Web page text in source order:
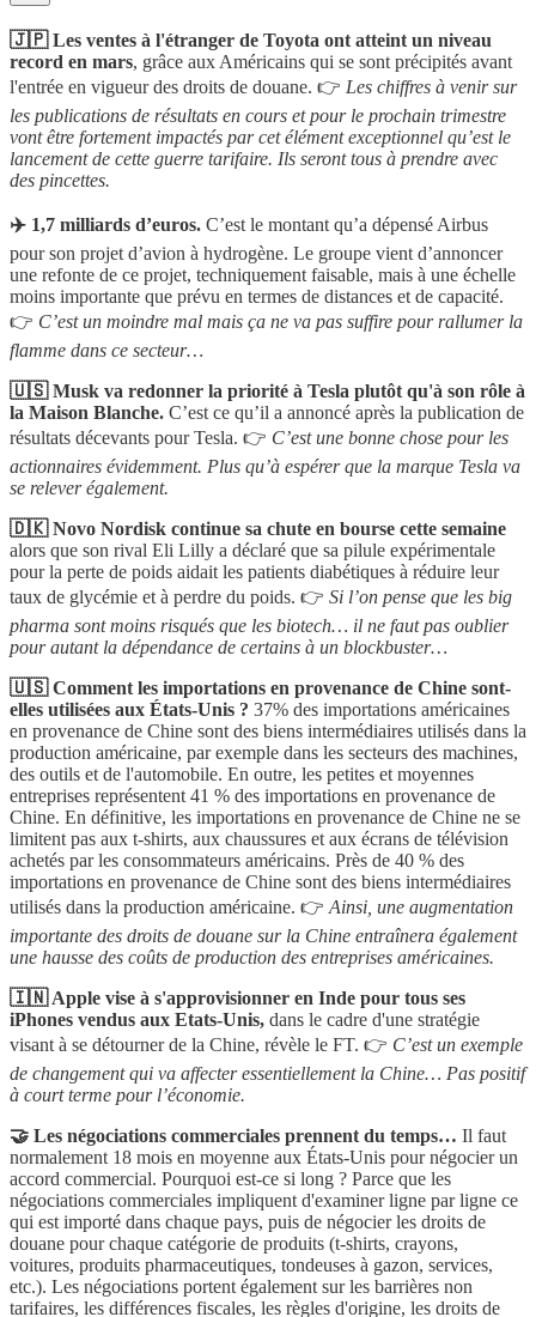
🇯🇵 Les ventes à l'étranger de Toyota ont atteint un niveau
record en mars, grâce aux Américains qui se sont précipités avant
l'entrée en vigueur des droits de douane. 👉 Les chiffres à venir sur
les publications de résultats en cours et pour le prochain trimestre
vont être fortement impactés par cet élément exceptionnel qu’est le
lancement de cette guerre tarifaire. Ils seront tous à prendre avec
des pincettes.
✈️ 1,7 milliards d’euros. C’est le montant qu’a dépensé Airbus
pour son projet d’avion à hydrogène. Le groupe vient d’annoncer
une refonte de ce projet, techniquement faisable, mais à une échelle
moins importante que prévu en termes de distances et de capacité.
👉 C’est un moindre mal mais ça ne va pas suffire pour rallumer la
flamme dans ce secteur…
🇺🇸 Musk va redonner la priorité à Tesla plutôt qu'à son rôle à
la Maison Blanche. C’est ce qu’il a annoncé après la publication de
résultats décevants pour Tesla. 👉 C’est une bonne chose pour les
actionnaires évidemment. Plus qu’à espérer que la marque Tesla va
se relever également.
🇩🇰 Novo Nordisk continue sa chute en bourse cette semaine
alors que son rival Eli Lilly a déclaré que sa pilule expérimentale
pour la perte de poids aidait les patients diabétiques à réduire leur
taux de glycémie et à perdre du poids. 👉 Si l’on pense que les big
pharma sont moins risqués que les biotech… il ne faut pas oublier
pour autant la dépendance de certains à un blockbuster…
🇺🇸 Comment les importations en provenance de Chine sont-
elles utilisées aux États-Unis ? 37% des importations américaines
en provenance de Chine sont des biens intermédiaires utilisés dans la
production américaine, par exemple dans les secteurs des machines,
des outils et de l'automobile. En outre, les petites et moyennes
entreprises représentent 41 % des importations en provenance de
Chine. En définitive, les importations en provenance de Chine ne se
limitent pas aux t-shirts, aux chaussures et aux écrans de télévision
achetés par les consommateurs américains. Près de 40 % des
importations en provenance de Chine sont des biens intermédiaires
utilisés dans la production américaine. 👉 Ainsi, une augmentation
importante des droits de douane sur la Chine entraînera également
une hausse des coûts de production des entreprises américaines.
🇮🇳 Apple vise à s'approvisionner en Inde pour tous ses
iPhones vendus aux Etats-Unis, dans le cadre d'une stratégie
visant à se détourner de la Chine, révèle le FT. 👉 C’est un exemple
de changement qui va affecter essentiellement la Chine… Pas positif
à court terme pour l’économie.
🤝 Les négociations commerciales prennent du temps… Il faut
normalement 18 mois en moyenne aux États-Unis pour négocier un
accord commercial. Pourquoi est-ce si long ? Parce que les
négociations commerciales impliquent d'examiner ligne par ligne ce
qui est importé dans chaque pays, puis de négocier les droits de
douane pour chaque catégorie de produits (t-shirts, crayons,
voitures, produits pharmaceutiques, tondeuses à gazon, services,
etc.). Les négociations portent également sur les barrières non
tarifaires, les différences fiscales, les règles d'origine, les droits de